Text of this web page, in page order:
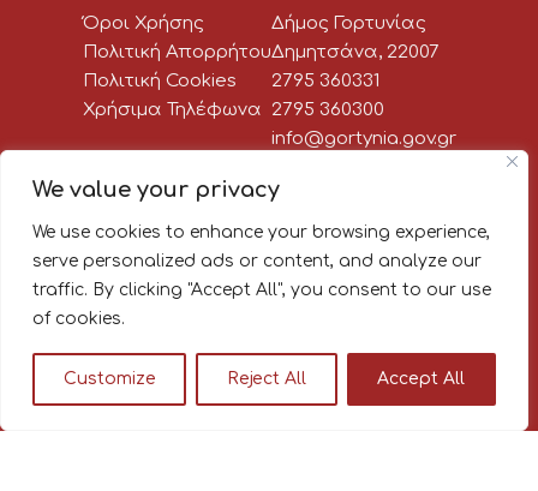
We value your privacy
We use cookies to enhance your browsing experience,
serve personalized ads or content, and analyze our
traffic. By clicking "Accept All", you consent to our use
of cookies.
Customize Reject All Accept All
Όροι Χρήσης
Πολιτική Απορρήτου
Πολιτική Cookies
Χρήσιμα Τηλέφωνα
Δήμος Γορτυνίας
Δημητσάνα, 22007
2795 360331
2795 360300
info@gortynia.gov.gr
Social Media
Newsletter:
Κάνε εγγραφή στο newsletter
μαθαίνεις πρώτος όλα τα νέα!